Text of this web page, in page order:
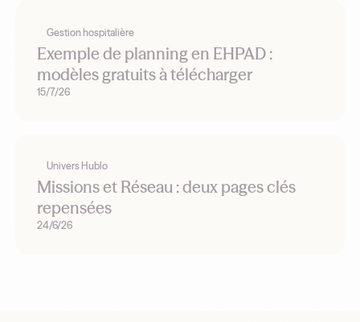
Gestion hospitalière
Exemple de planning en EHPAD :
modèles gratuits à télécharger
15/7/26
Univers Hublo
Missions et Réseau : deux pages clés
repensées
24/6/26